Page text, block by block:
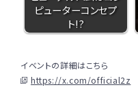
ピューターコンセプ
ト!?
イベントの詳細はこちら
https://x.com/official2z